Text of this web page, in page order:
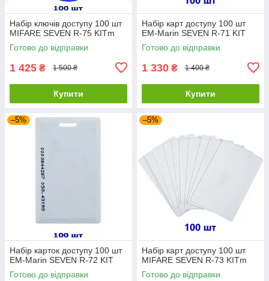
Набір ключів доступу 100 шт
MIFARE SEVEN R-75 KITm
Готово до відправки
1 425 ₴ 1 500 ₴
Купити
Набір карт доступу 100 шт
EM-Marin SEVEN R-71 KIT
Готово до відправки
1 330 ₴ 1 400 ₴
Купити
–5%
Набір карток доступу 100 шт
EM-Marin SEVEN R-72 KIT
Готово до відправки
–5%
Набір карт доступу 100 шт
MIFARE SEVEN R-73 KITm
Готово до відправки